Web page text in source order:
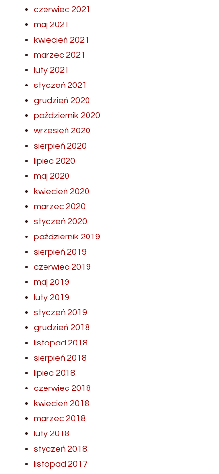
czerwiec 2021
maj 2021
kwiecień 2021
marzec 2021
luty 2021
styczeń 2021
grudzień 2020
październik 2020
wrzesień 2020
sierpień 2020
lipiec 2020
maj 2020
kwiecień 2020
marzec 2020
styczeń 2020
październik 2019
sierpień 2019
czerwiec 2019
maj 2019
luty 2019
styczeń 2019
grudzień 2018
listopad 2018
sierpień 2018
lipiec 2018
czerwiec 2018
kwiecień 2018
marzec 2018
luty 2018
styczeń 2018
listopad 2017